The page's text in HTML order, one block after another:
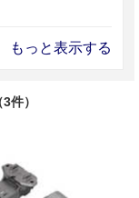
もっと表示する
件）